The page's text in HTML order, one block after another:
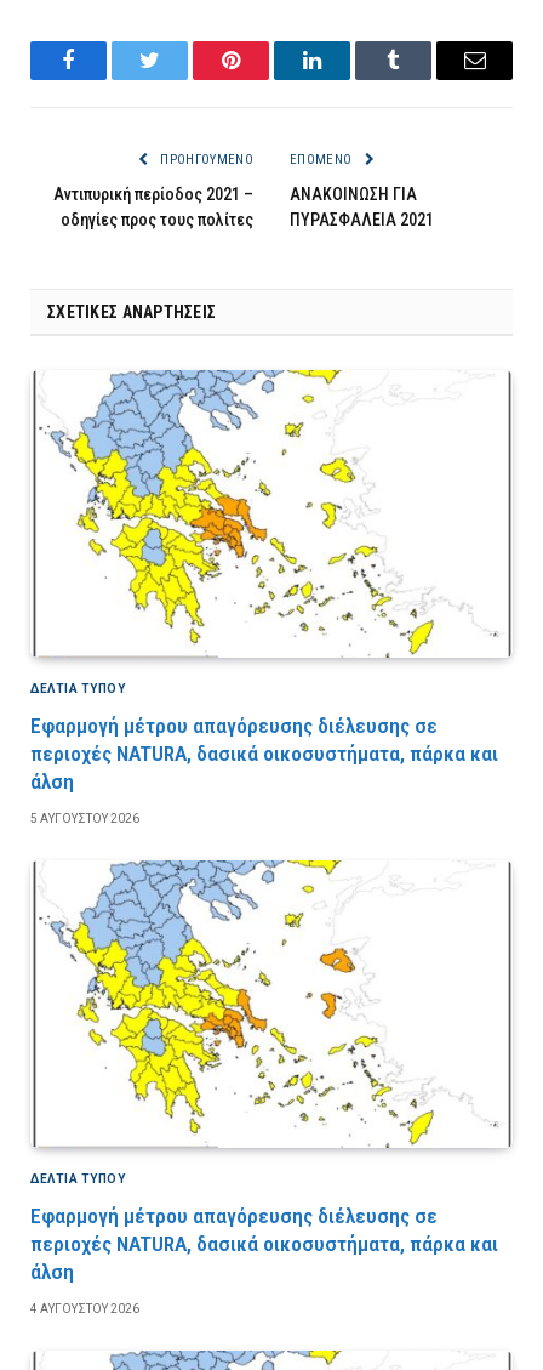
FacebookTwitter Pinterest LinkedInTumblr Email
ΠΡΟΗΓΟΎΜΕΝΟ
Αντιπυρική περίοδος 2021 –
οδηγίες προς τους πολίτες
ΕΠΌΜΕΝΟ
ΑΝΑΚΟΙΝΩΣΗ ΓΙΑ
ΠΥΡΑΣΦΑΛΕΙΑ 2021
ΣΧΕΤΙΚΈΣ ΑΝΑΡΤΉΣΕΙΣ
ΔΕΛΤΙΑ ΤΥΠΟΥ
Εφαρμογή μέτρου απαγόρευσης διέλευσης σε
περιοχές NATURA, δασικά οικοσυστήματα, πάρκα και
άλση
5 ΑΥΓΟΎΣΤΟΥ 2026
ΔΕΛΤΙΑ ΤΥΠΟΥ
Εφαρμογή μέτρου απαγόρευσης διέλευσης σε
περιοχές NATURA, δασικά οικοσυστήματα, πάρκα και
άλση
4 ΑΥΓΟΎΣΤΟΥ 2026